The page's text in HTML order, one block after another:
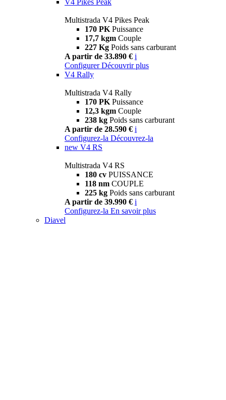
Multistrada V4 Pikes Peak
170 PK Puissance
17,7 kgm Couple
227 Kg Poids sans carburant
A partir de 33.890 € i
Configurer Découvrir plus
V4 Rally
Multistrada V4 Rally
170 PK Puissance
12,3 kgm Couple
238 kg Poids sans carburant
A partir de 28.590 € i
Configurez-la Découvrez-la
new V4 RS
Multistrada V4 RS
180 cv PUISSANCE
118 nm COUPLE
225 kg Poids sans carburant
A partir de 39.990 € i
Configurez-la En savoir plus
Diavel